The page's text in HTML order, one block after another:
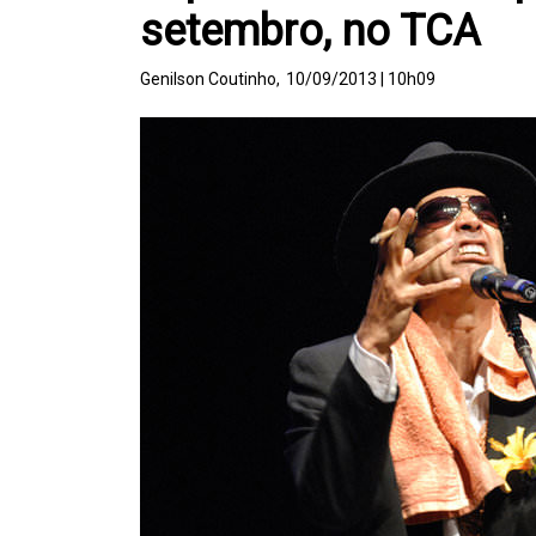
setembro, no TCA
Genilson Coutinho, 10/09/2013 | 10h09